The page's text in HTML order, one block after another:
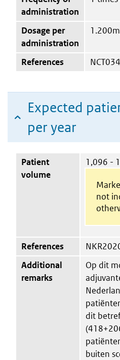
administration
Dosage per
administration
References
Expected
per year
Patient
volume
1,096 -
not
References
Additional
remarks
Op dit
dit
buiten